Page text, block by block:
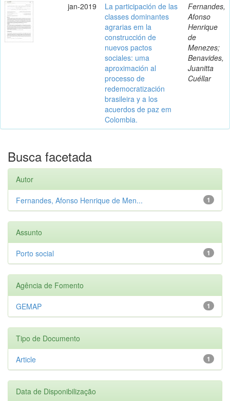
jan-2019
La participación de las
classes dominantes
agrarias em la
construcción de
nuevos pactos
sociales: uma
aproximación al
processo de
redemocratización
brasileira y a los
acuerdos de paz em
Colombia.
Fernandes,
Afonso
Henrique
de
Menezes;
Benavides,
Juanitta
Cuéllar
Busca facetada
Autor
1
Fernandes, Afonso Henrique de Men...
Assunto
1
Porto social
Agência de Fomento
1
GEMAP
Tipo de Documento
1
Article
Data de Disponibilização